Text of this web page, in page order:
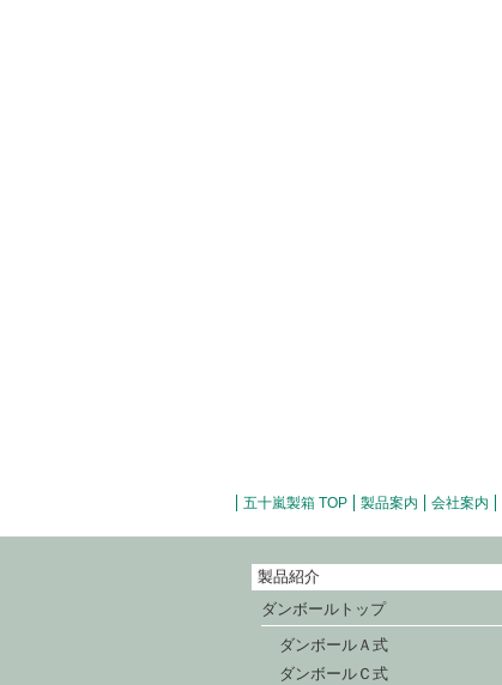
五十嵐製箱 TOP 製品案内 会社案内
製品紹介
ダンボールトップ
ダンボールＡ式
ダンボールＣ式